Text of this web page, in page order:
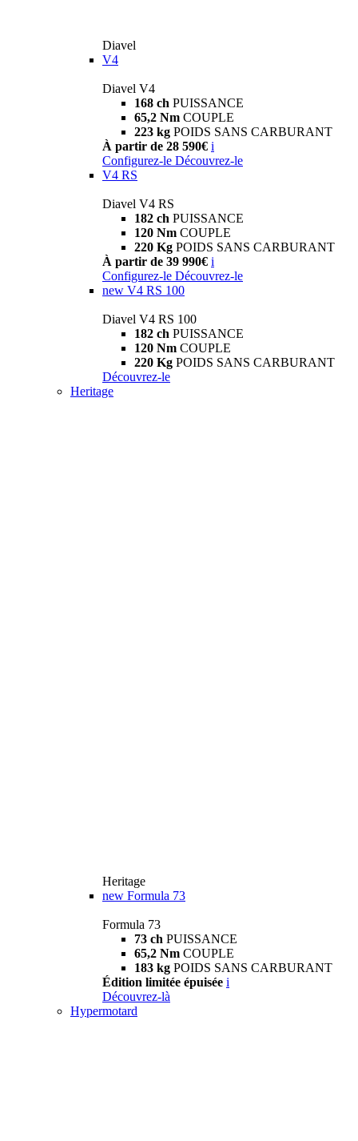
Diavel
V4
Diavel V4
168 ch PUISSANCE
65,2 Nm COUPLE
223 kg POIDS SANS CARBURANT
À partir de 28 590€ i
Configurez-le Découvrez-le
V4 RS
Diavel V4 RS
182 ch PUISSANCE
120 Nm COUPLE
220 Kg POIDS SANS CARBURANT
À partir de 39 990€ i
Configurez-le Découvrez-le
new V4 RS 100
Diavel V4 RS 100
182 ch PUISSANCE
120 Nm COUPLE
220 Kg POIDS SANS CARBURANT
Découvrez-le
Heritage
Heritage
new Formula 73
Formula 73
73 ch PUISSANCE
65,2 Nm COUPLE
183 kg POIDS SANS CARBURANT
Édition limitée épuisée i
Découvrez-là
Hypermotard